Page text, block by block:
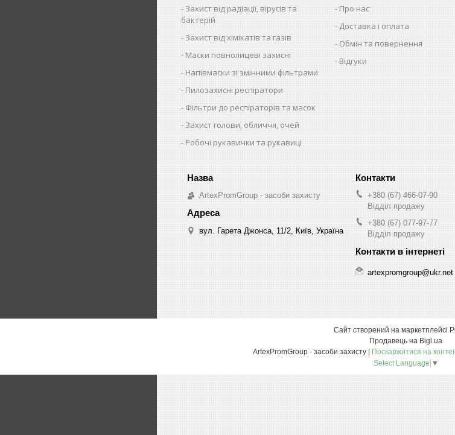
Захист від радіації, вірусів та
бактерій
Захист від хімікатів та газів
Маски повнолицеві захисні
Напівмаски зі змінними фільтрами
Пилозахисні респіратори
Фільтри до респіраторів та масок
Захист голови, обличчя, очей
Робочі рукавички та рукавиці
Про нас
Доставка і оплата
Обмін та повернення
Відгуки
ArtexPromGroup - засоби захисту
вул. Гарета Джонса, 11/2, Київ, Україна
+380 (67) 466-07-90
Відділ продажу
+380 (67) 077-97-77
Відділ продажу
artexpromgroup@ukr.net
Сайт створений на маркетплейсі
Продавець на Bigl.ua
Поскаржитися на
Select Language ▼